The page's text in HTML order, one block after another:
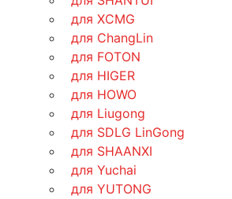
для XCMG
для ChangLin
для FOTON
для HIGER
для HOWO
для Liugong
для SDLG LinGong
для SHAANXI
для Yuchai
для YUTONG